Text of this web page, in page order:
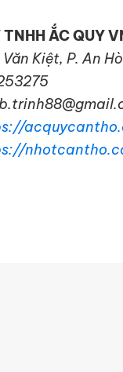
ẮC QUY
Kiệt, P. An